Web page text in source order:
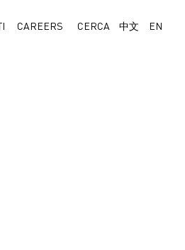
CAREERS CERCA 中文
EN